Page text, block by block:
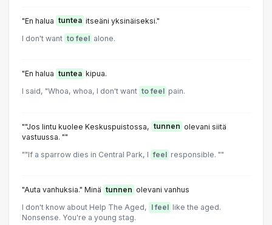
"En halua tuntea itseäni yksinäiseksi."
I don't want to feel alone.
"En halua tuntea kipua.
I said, "Whoa, whoa, I don't want to feel pain.
""Jos lintu kuolee Keskuspuistossa, tunnen olevani siitä
vastuussa. ""
""lf a sparrow dies in Central Park, l feel responsible. ""
"Auta vanhuksia." Minä tunnen olevani vanhus
I don't know about Help The Aged, I feel like the aged.
Nonsense. You're a young stag.